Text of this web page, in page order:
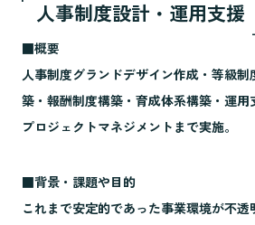
人事制度設計・運用支援
■概要
人事制度グランドデザイン作成・等級
築・報酬制度構築・育成体系構築・運用
プロジェクトマネジメントまで実施。
■背景・課題や目的
これまで安定的であった事業環境が不